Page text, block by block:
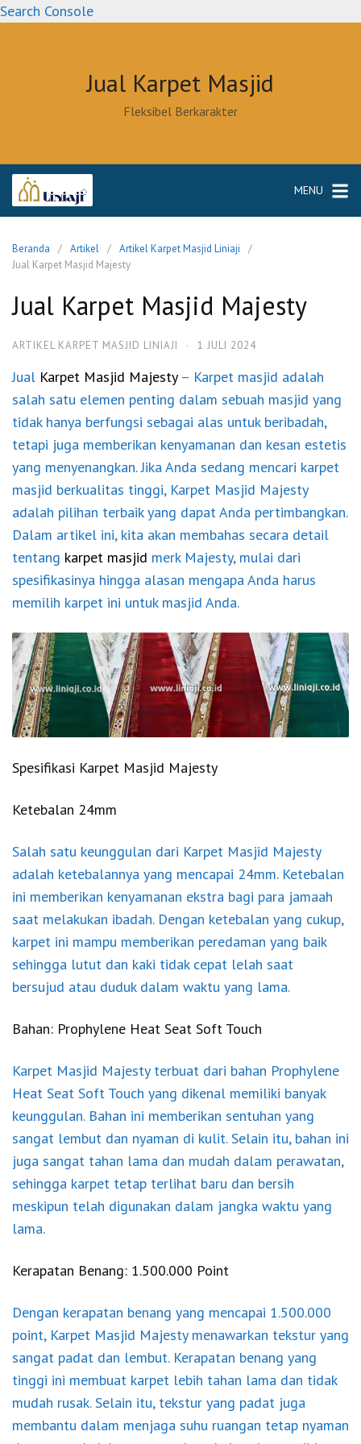
Search ConsoleLangsung
Jual Karpet Masjid
Fleksibel Berkarakter
MENU
Beranda Artikel
Artikel Karpet Masjid Liniaji
Jual Karpet Masjid Majesty
Jual Karpet Masjid Majesty
ARTIKEL KARPET MASJID LINIAJI · 1 JULI 2024
Jual Karpet Masjid Majesty– Karpet masjid adalah
salah satu elemen penting dalam sebuah masjid yang
tidak hanya berfungsi sebagai alas untuk beribadah,
tetapi juga memberikan kenyamanan dan kesan estetis
yang menyenangkan. Jika Anda sedang mencari karpet
masjid berkualitas tinggi, Karpet Masjid Majesty
adalah pilihan terbaik yang dapat Anda pertimbangkan.
Dalam artikel ini, kita akan membahas secara detail
tentang karpet masjid merk Majesty, mulai dari
spesifikasinya hingga alasan mengapa Anda harus
memilih karpet ini untuk masjid Anda.
Spesifikasi Karpet Masjid Majesty
Ketebalan 24mm
Salah satu keunggulan dari Karpet Masjid Majesty
adalah ketebalannya yang mencapai 24mm. Ketebalan
ini memberikan kenyamanan ekstra bagi para jamaah
saat melakukan ibadah. Dengan ketebalan yang cukup,
karpet ini mampu memberikan peredaman yang baik
sehingga lutut dan kaki tidak cepat lelah saat
bersujud atau duduk dalam waktu yang lama.
Bahan: Prophylene Heat Seat Soft Touch
Karpet Masjid Majesty terbuat dari bahan Prophylene
Heat Seat Soft Touch yang dikenal memiliki banyak
keunggulan. Bahan ini memberikan sentuhan yang
sangat lembut dan nyaman di kulit. Selain itu, bahan ini
juga sangat tahan lama dan mudah dalam perawatan,
sehingga karpet tetap terlihat baru dan bersih
meskipun telah digunakan dalam jangka waktu yang
lama.
Kerapatan Benang: 1.500.000 Point
Dengan kerapatan benang yang mencapai 1.500.000
point, Karpet Masjid Majesty menawarkan tekstur yang
sangat padat dan lembut. Kerapatan benang yang
tinggi ini membuat karpet lebih tahan lama dan tidak
mudah rusak. Selain itu, tekstur yang padat juga
membantu dalam menjaga suhu ruangan tetap nyaman